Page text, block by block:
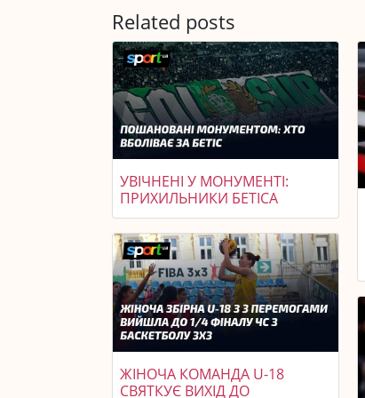
Related posts
УВІЧНЕНІ У МОНУМЕНТІ:
ПРИХИЛЬНИКИ БЕТІСА
ЖІНОЧА КОМАНДА U-18
СВЯТКУЄ ВИХІД ДО